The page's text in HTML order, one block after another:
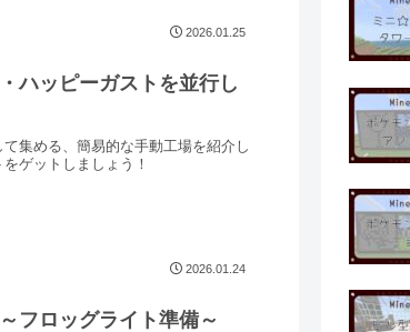
2026.01.25
ハッピーガストを並行し
集める、簡易的な手動工場を紹介し
ゲットしましょう！
2026.01.24
フロッグライト準備～